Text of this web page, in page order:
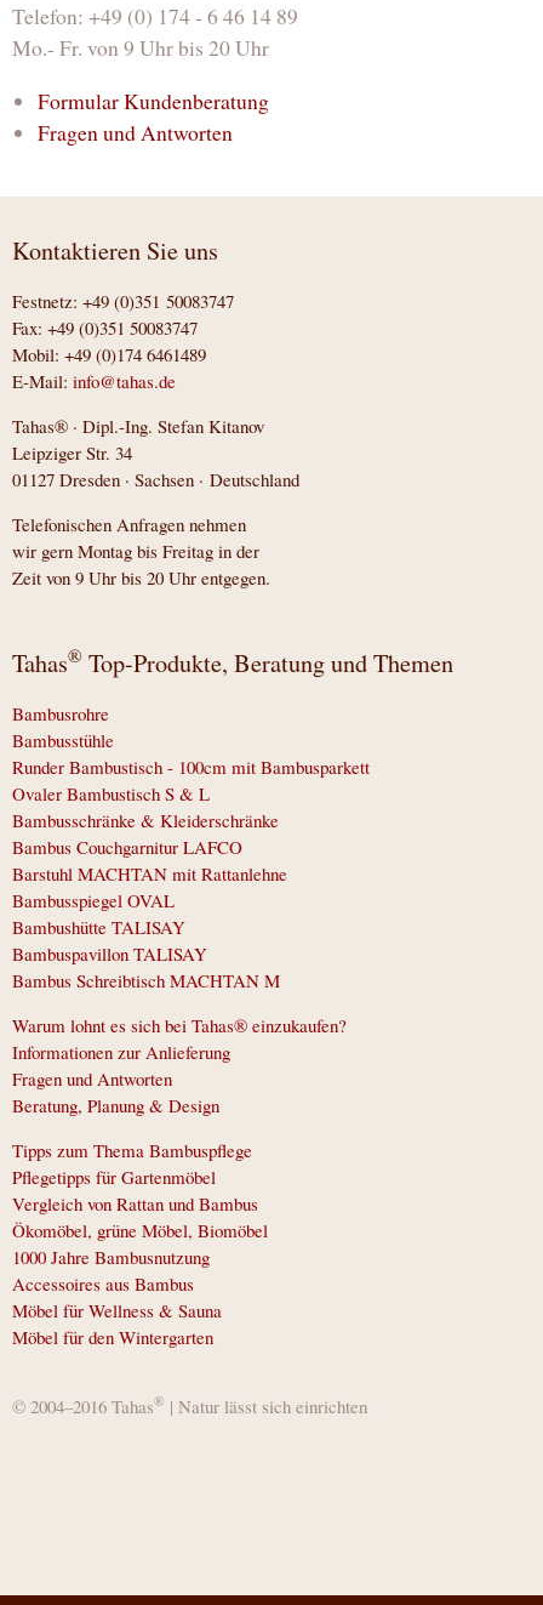
Telefon: +49 (0) 174 - 6 46 14 89
Mo.- Fr. von 9 Uhr bis 20 Uhr
Formular Kundenberatung
Fragen und Antworten
Kontaktieren Sie uns
Festnetz: +49 (0)351 50083747
Fax: +49 (0)351 50083747
Mobil: +49 (0)174 6461489
E-Mail: info@tahas.de
Tahas® · Dipl.-Ing. Stefan Kitanov
Leipziger Str. 34
01127 Dresden · Sachsen · Deutschland
Telefonischen Anfragen nehmen
wir gern Montag bis Freitag in der
Zeit von 9 Uhr bis 20 Uhr entgegen.
Tahas® Top-Produkte, Beratung und Themen
Bambusrohre
Bambusstühle
Runder Bambustisch - 100cm mit Bambusparkett
Ovaler Bambustisch S & L
Bambusschränke & Kleiderschränke
Bambus Couchgarnitur LAFCO
Barstuhl MACHTAN mit Rattanlehne
Bambusspiegel OVAL
Bambushütte TALISAY
Bambuspavillon TALISAY
Bambus Schreibtisch MACHTAN M
Warum lohnt es sich bei Tahas® einzukaufen?
Informationen zur Anlieferung
Fragen und Antworten
Beratung, Planung & Design
Tipps zum Thema Bambuspflege
Pflegetipps für Gartenmöbel
Vergleich von Rattan und Bambus
Ökomöbel, grüne Möbel, Biomöbel
1000 Jahre Bambusnutzung
Accessoires aus Bambus
Möbel für Wellness & Sauna
Möbel für den Wintergarten
© 2004–2016 Tahas® | Natur lässt sich einrichten